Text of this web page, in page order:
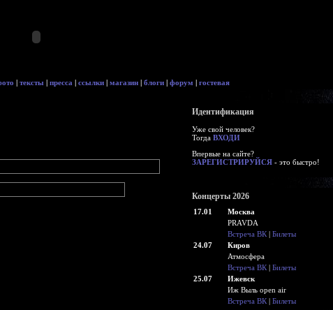
| тексты | пресса | ссылки | магазин | блоги | форум | гостевая
Идентификация
Уже свой человек?
Тогда ВХОДИ
Впервые на сайте?
ЗАРЕГИСТРИРУЙСЯ - это быстро!
Концерты 2026
17.01
Москва
PRAVDA
Встреча ВК | Билеты
24.07
Киров
Атмосфера
Встреча ВК | Билеты
25.07
Ижевск
Иж Выль open air
Встреча ВК | Билеты